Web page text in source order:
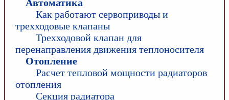
Автоматика
Как работают сервоприводы и
трехходовые клапаны
Трехходовой клапан для
перенаправления движения теплоносителя
Отопление
Расчет тепловой мощности радиаторов
отопления
Секция радиатора